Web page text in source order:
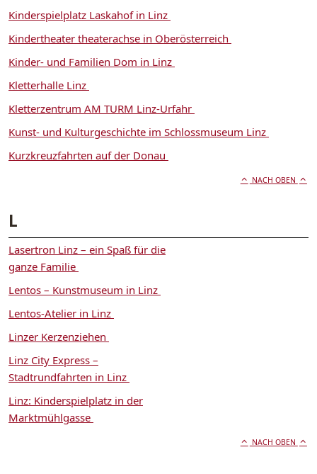
Kinderspielplatz Laskahof in Linz
Kindertheater theaterachse in Oberösterreich
Kinder- und Familien Dom in Linz
Kletterhalle Linz
Kletterzentrum AM TURM Linz-Urfahr
Kunst- und Kulturgeschichte im Schlossmuseum Linz
Kurzkreuzfahrten auf der Donau
NACH OBEN
L
Lasertron Linz – ein Spaß für die
ganze Familie
Lentos – Kunstmuseum in Linz
Lentos-Atelier in Linz
Linzer Kerzenziehen
Linz City Express –
Stadtrundfahrten in Linz
Linz: Kinderspielplatz in der
Marktmühlgasse
NACH OBEN